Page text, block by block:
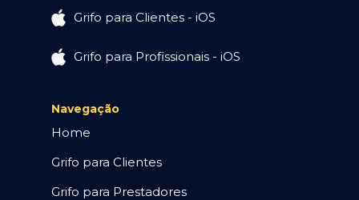
Grifo para Clientes - iOS
Grifo para Profissionais - iOS
Navegação
Home
Grifo para Clientes
Grifo para Prestadores